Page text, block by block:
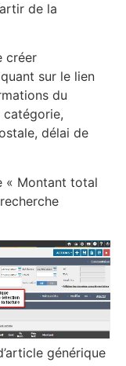
de la
créer
sur le lien
du
délai de
« Montant total
générique